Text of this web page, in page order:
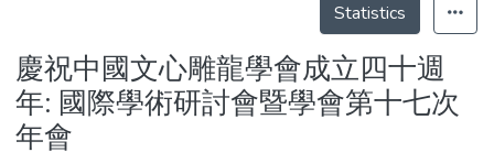
Theses
Statistics
慶祝中國文心雕龍學會成立四十週
年: 國際學術研討會暨學會第十七次
年會